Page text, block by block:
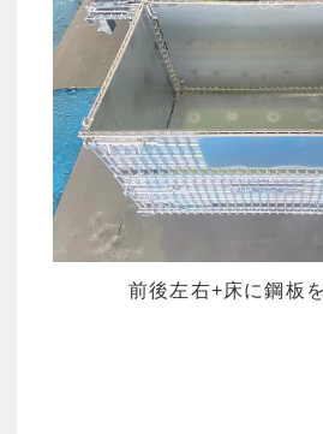
前後左右+床に鋼板